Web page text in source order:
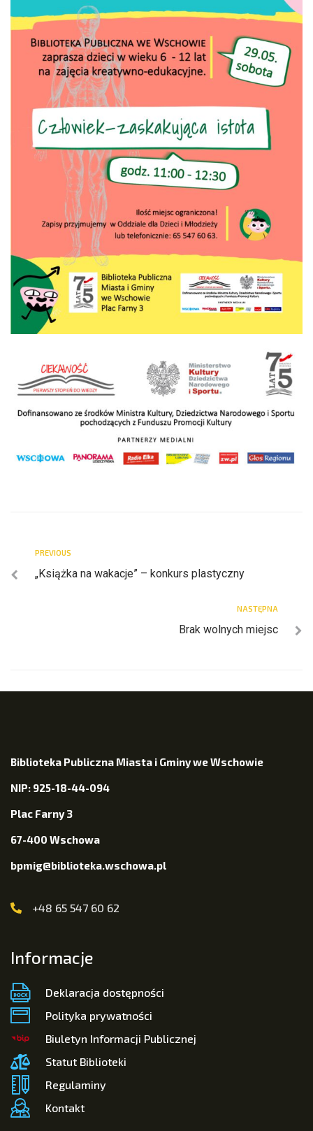
PREVIOUS
„Książka na wakacje” – konkurs plastyczny
NASTĘPNA
Brak wolnych miejsc
Biblioteka Publiczna Miasta i Gminy we Wschowie
NIP: 925-18-44-094
Plac Farny 3
67-400 Wschowa
bpmig@biblioteka.wschowa.pl
+48 65 547 60 62
Informacje
Deklaracja dostępności
Polityka prywatności
Biuletyn Informacji Publicznej
Statut Biblioteki
Regulaminy
Kontakt